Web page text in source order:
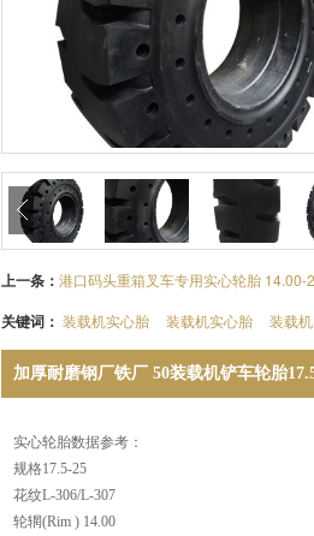
上一条： 港口码头重箱叉车专用实心轮胎 14.00-
关键词： 装载机实心胎 装载机实心胎 装载
加厚耐磨钢厂铁厂 50装载机铲车轮胎
实心轮胎数据参考：
规格17.5-25
花纹L-306/L-307
轮辋(Rim ) 14.00